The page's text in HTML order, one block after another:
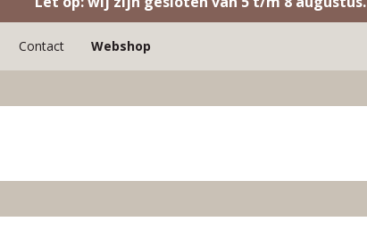
Contact Webshop